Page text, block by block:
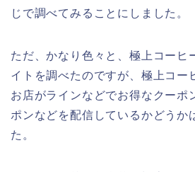
じで調べてみることにしました。
ただ、かなり色々と、極上コーヒ
イトを調べたのですが、極上コー
お店がラインなどでお得なクーポ
ポンなどを配信しているかどうか
た。